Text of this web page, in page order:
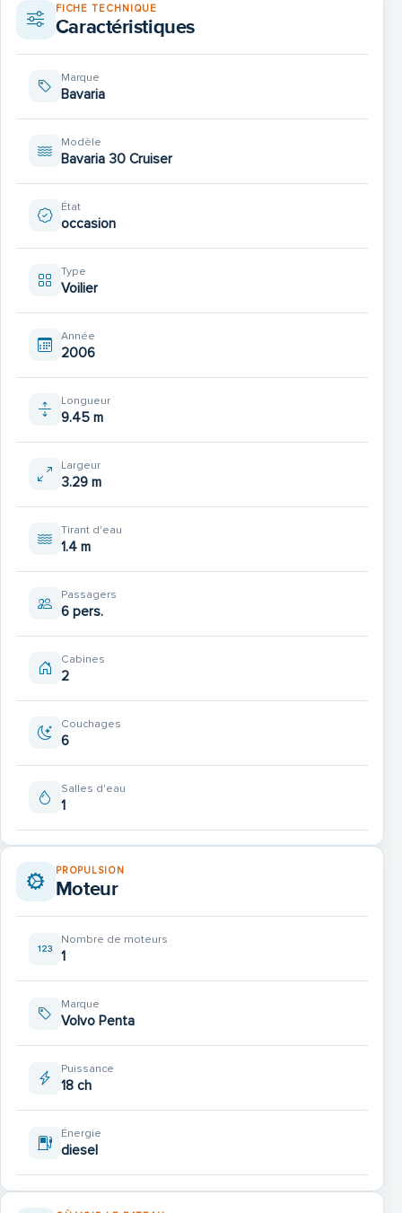
FICHE TECHNIQUE
Caractéristiques
Marque
Bavaria
Modèle
Bavaria 30 Cruiser
État
occasion
Type
Voilier
Année
2006
Longueur
9.45 m
Largeur
3.29 m
Tirant d'eau
1.4 m
Passagers
6 pers.
Cabines
2
Couchages
6
Salles d'eau
1
PROPULSION
Moteur
Nombre de moteurs
1
Marque
Volvo Penta
Puissance
18 ch
Énergie
diesel